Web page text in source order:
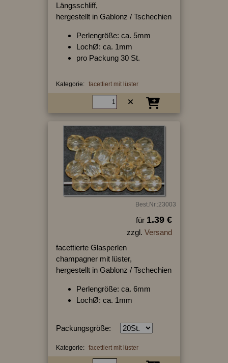
Längsschliff,
hergestellt in Gablonz / Tschechien
Perlengröße: ca. 5mm
LochØ: ca. 1mm
pro Packung 30 St.
Kategorie: facettiert mit lüster
Best.Nr.:23003
für 1.39 €
zzgl. Versand
facettierte Glasperlen
champagner mit lüster,
hergestellt in Gablonz / Tschechien
Perlengröße: ca. 6mm
LochØ: ca. 1mm
Packungsgröße:
Kategorie: facettiert mit lüster